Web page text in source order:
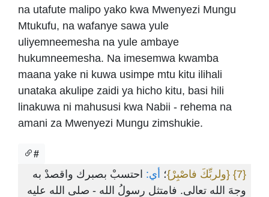
na utafute malipo yako kwa Mwenyezi Mungu
Mtukufu, na wafanye sawa yule
uliyemneemesha na yule ambaye
hukumneemesha. Na imesemwa kwamba
maana yake ni kuwa usimpe mtu kitu ilihali
unataka akulipe zaidi ya hicho kitu, basi hili
linakuwa ni mahususi kwa Nabii - rehema na
amani za Mwenyezi Mungu zimshukie.
#
{7} {ولربِّكَ فاصْبِرْ}؛ أي: احتسبْ بصبرك واقصدْ به
وجهَ الله تعالى. فامتثل رسولُ الله - صلى الله عليه